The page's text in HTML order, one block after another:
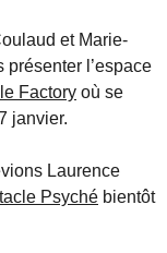
et Marie-
l’espace
Factory où se
janvier.
Laurence
Psyché bientôt